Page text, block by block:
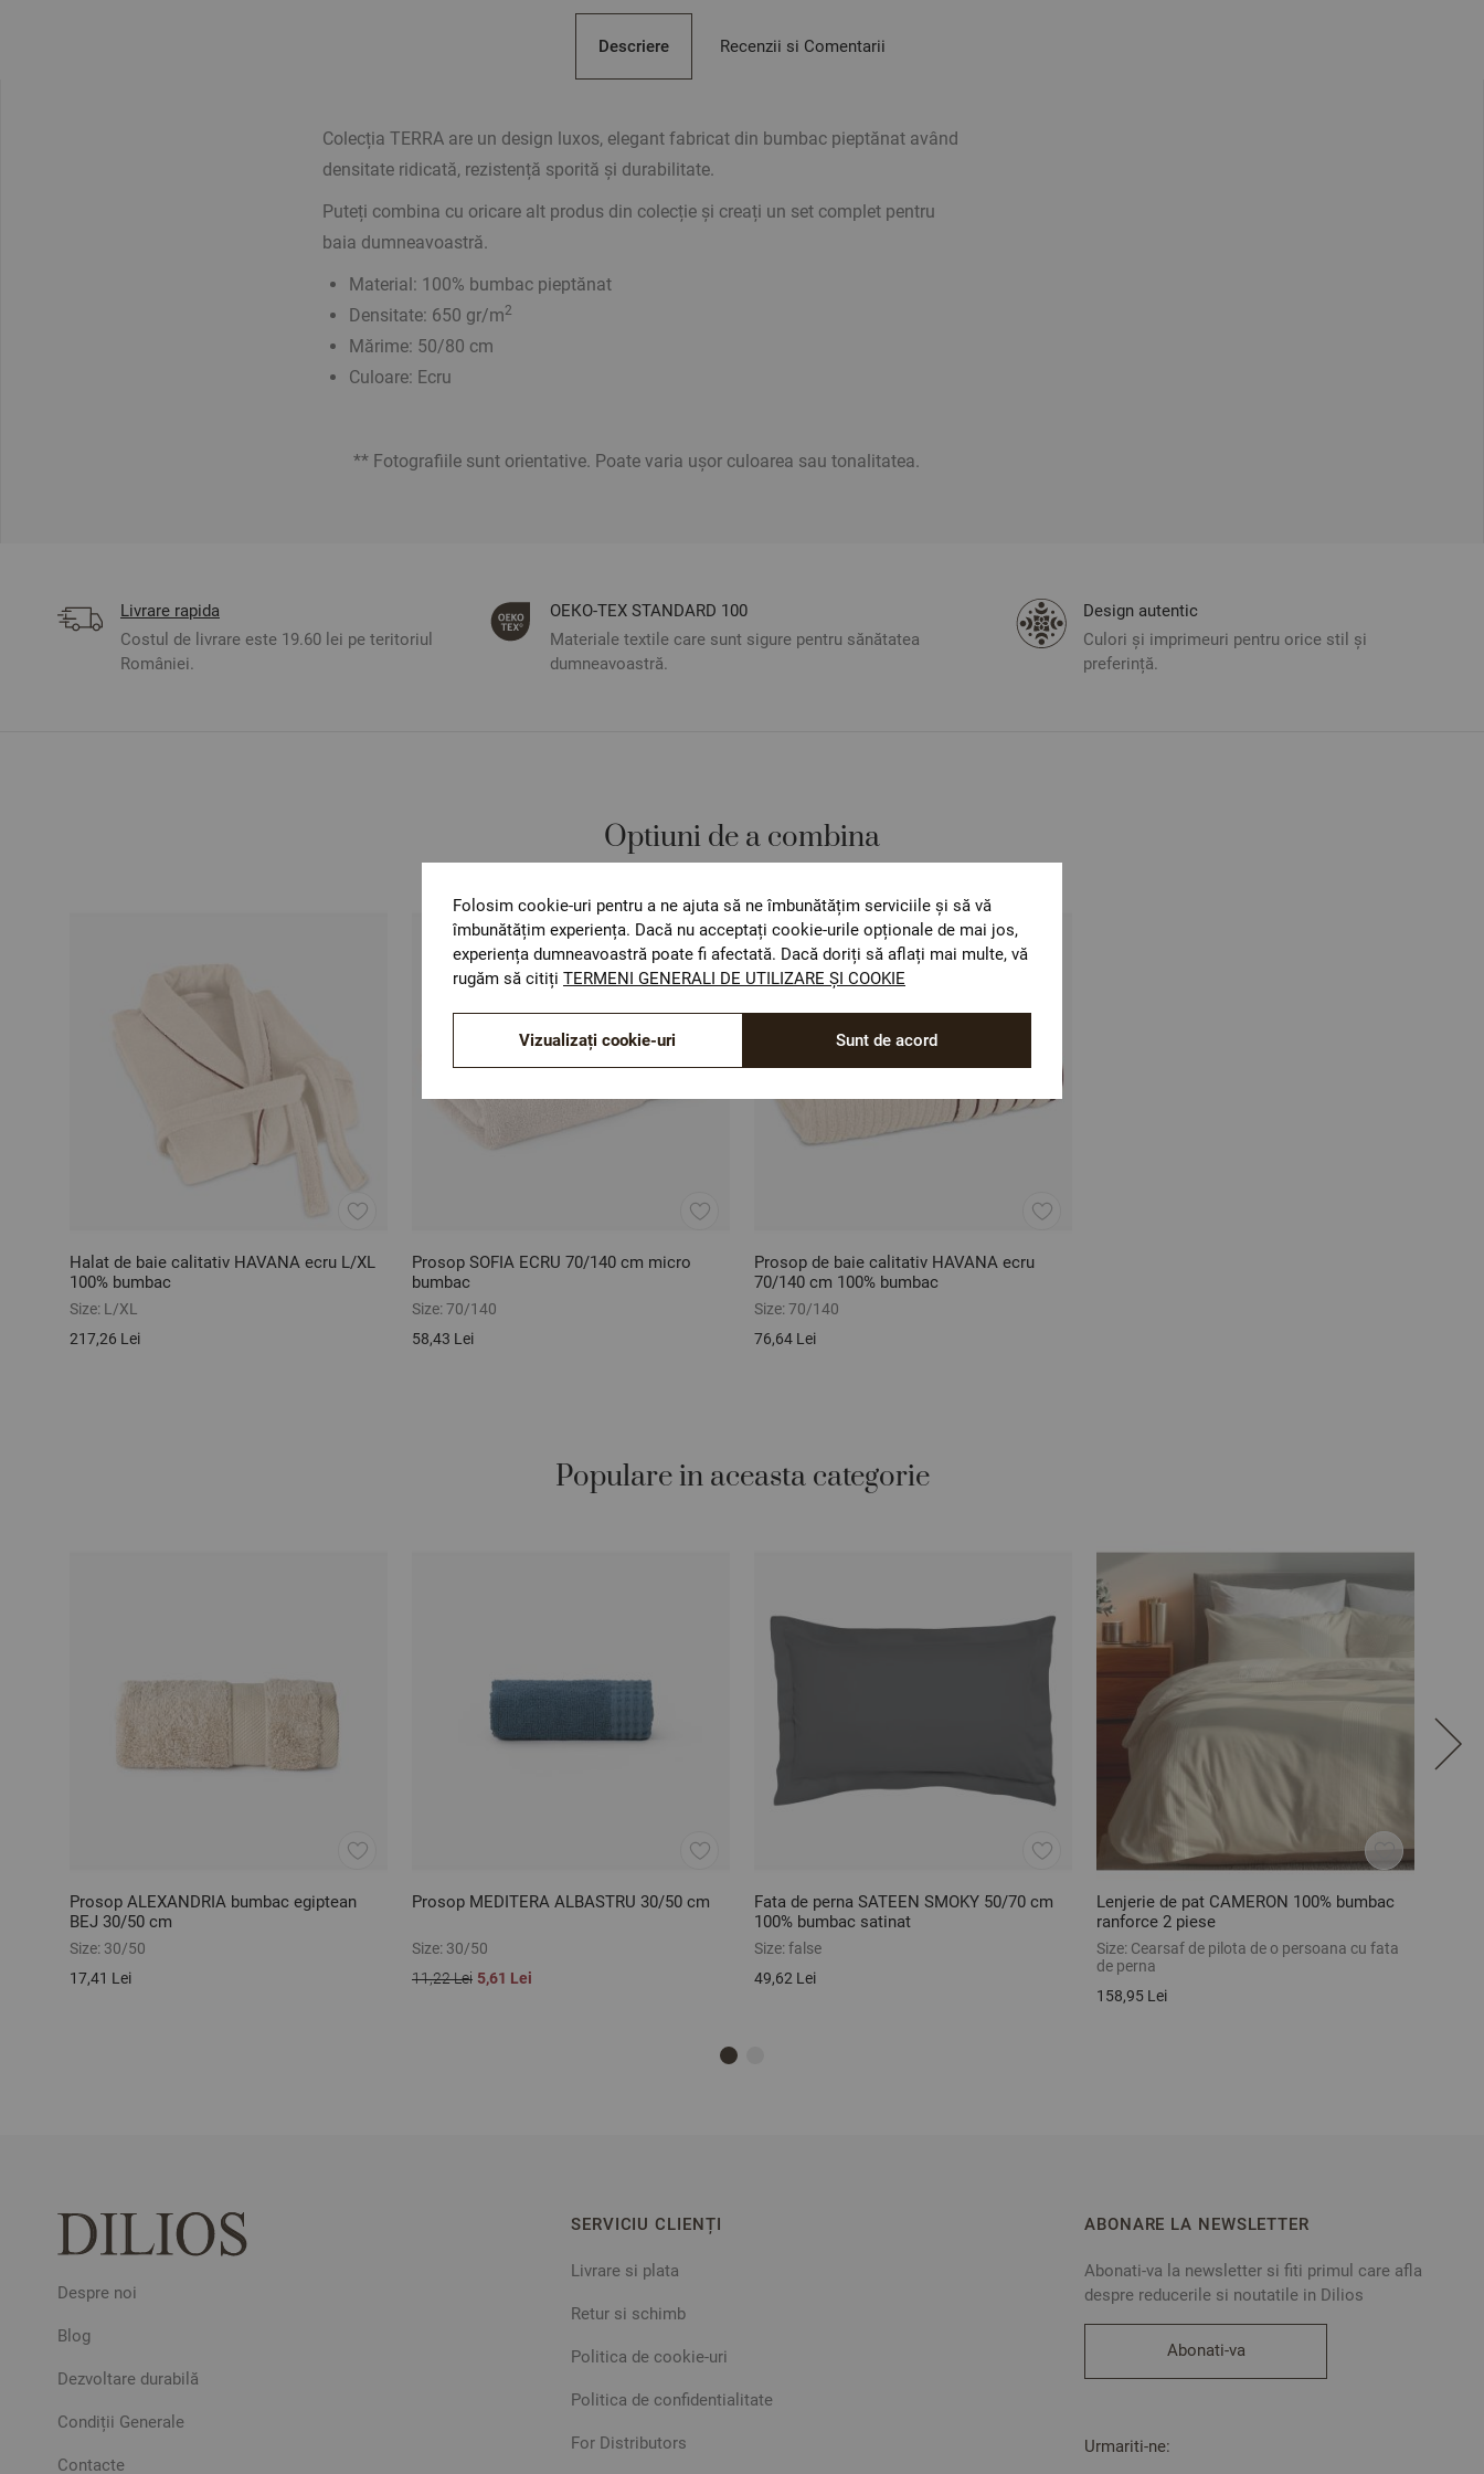
Descriere
Colecția TERRA are un design luxos, elegant fabricat din bumbac pieptănat având
densitate ridicată, rezistență sporită și durabilitate.
Puteți combina cu oricare alt produs din colecție și creați un set complet pentru
baia dumneavoastră.
Material: 100% bumbac pieptănat
Densitate: 650 gr/m2
Mărime: 50/80 cm
Culoare: Ecru
** Fotografiile sunt orientative. Poate varia ușor culoarea sau tonalitatea.
Recenzii si Comentarii
Livrare rapida
Costul de livrare este 19.60 lei pe teritoriul
României.
ОЕКО-ТЕX STANDARD 100
Materiale textile care sunt sigure pentru sănătatea
dumneavoastră.
Design autentic
Culori și imprimeuri pentru orice stil și
preferință.
Optiuni de a combina
Halat de baie calitativ HAVANA ecru L/XL
100% bumbac
Size: L/XL
217,26 Lei
Prosop SOFIA ECRU 70/140 cm micro
bumbac
Size:70/140
58,43 Lei
Prosop de baie calitativ HAVANA ecru
70/140 cm 100% bumbac
Size:70/140
76,64 Lei
Populare in aceasta categorie
Prosop ALEXANDRIA bumbac egiptean
BEJ 30/50 cm
Size: 30/50
17,41 Lei
Prosop MEDITERA ALBASTRU 30/50 cm
Size: 30/50
11,22 Lei 5,61 Lei
Fata de perna SATEEN SMOKY 50/70 cm
100% bumbac satinat
Size:false
49,62 Lei
Lenjerie de pat CAMERON 100% bumbac
ranforce 2 piese
Size: Cearsaf de pilota de o persoana cu fata
de perna
158,95 Lei
Despre noi
Blog
Dezvoltare durabilă
Condiții Generale
Contacte
SERVICIU CLIENȚI
Livrare si plata
Retur si schimb
Politica de cookie-uri
Politica de confidentialitate
For Distributors
ABONARE LA NEWSLETTER
Abonati-va la newsletter si fiti primul care afla
despre reducerile si noutatile in Dilios
Abonati-va
Urmariti-ne:
Folosim cookie-uri pentru a ne ajuta să ne îmbunătățim serviciile și să vă
îmbunătățim experiența. Dacă nu acceptați cookie-urile opționale de mai jos,
experiența dumneavoastră poate fi afectată. Dacă doriți să aflați mai multe, vă
rugăm să citiți TERMENI GENERALI DE UTILIZARE ȘI COOKIE
Sunt de acord
Vizualizați cookie-uri